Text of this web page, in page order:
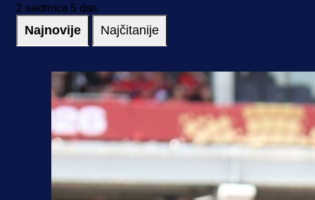
2 sedmica 5 dan
Najnovije Najčitanije